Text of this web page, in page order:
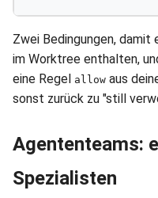
Zwei Bedingungen,
im Worktree enthalten,
eine Regel allow aus
sonst zurück zu "still
Agententeams:
Spezialisten